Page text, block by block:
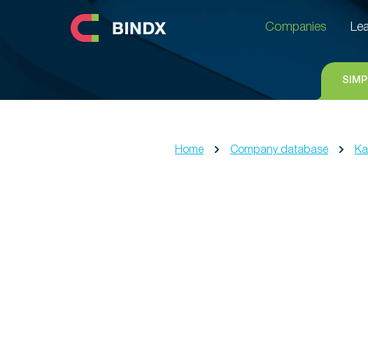
Companies
Home Company database